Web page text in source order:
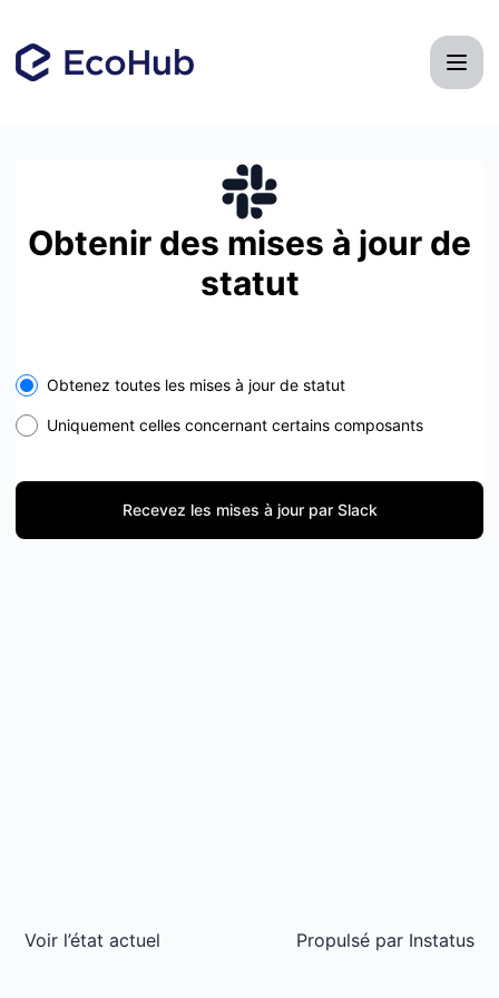
Obtenir des mises à jour de
statut
Select the components you want to receive updates for
Obtenez toutes les mises à jour de statut
Uniquement celles concernant certains composants
Recevez les mises à jour par Slack
Voir l’état actuel Propulsé par Instatus